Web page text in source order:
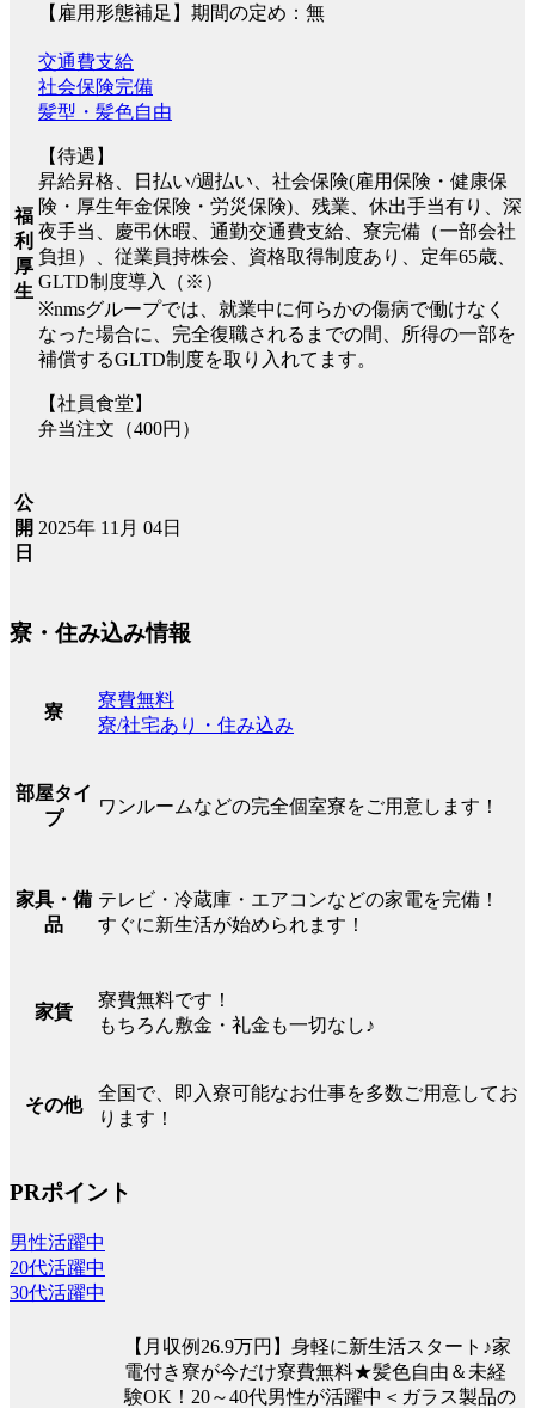
【雇用形態補足】期間の定め：無
福
利
厚
生
交通費支給
社会保険完備
髪型・髪色自由
【待遇】
昇給昇格、日払い/週払い、社会保険(雇用保険・健康保
険・厚生年金保険・労災保険)、残業、休出手当有り、深
夜手当、慶弔休暇、通勤交通費支給、寮完備（一部会社
負担）、従業員持株会、資格取得制度あり、定年65歳、
GLTD制度導入（※）
※nmsグループでは、就業中に何らかの傷病で働けなく
なった場合に、完全復職されるまでの間、所得の一部を
補償するGLTD制度を取り入れてます。
【社員食堂】
弁当注文（400円）
公
開
日
2025年 11月 04日
寮・住み込み情報
寮
寮費無料
寮/社宅あり・住み込み
部屋タイ
プ
ワンルームなどの完全個室寮をご用意します！
家具・備
品
テレビ・冷蔵庫・エアコンなどの家電を完備！
すぐに新生活が始められます！
家賃
寮費無料です！
もちろん敷金・礼金も一切なし♪
その他
全国で、即入寮可能なお仕事を多数ご用意してお
ります！
PRポイント
男性活躍中
20代活躍中
30代活躍中
【月収例26.9万円】身軽に新生活スタート♪家
電付き寮が今だけ寮費無料★髪色自由＆未経
験OK！20～40代男性が活躍中＜ガラス製品の